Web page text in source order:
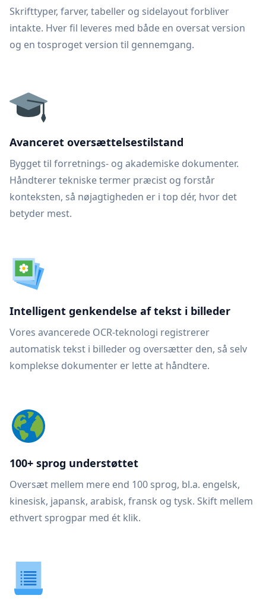
Skrifttyper, farver, tabeller og sidelayout forbliver
intakte. Hver fil leveres med både en oversat version
og en tosproget version til gennemgang.
Avanceret oversættelsestilstand
Bygget til forretnings- og akademiske dokumenter.
Håndterer tekniske termer præcist og forstår
konteksten, så nøjagtigheden er i top dér, hvor det
betyder mest.
Intelligent genkendelse af tekst i billeder
Vores avancerede OCR-teknologi registrerer
automatisk tekst i billeder og oversætter den, så selv
komplekse dokumenter er lette at håndtere.
100+ sprog understøttet
Oversæt mellem mere end 100 sprog, bl.a. engelsk,
kinesisk, japansk, arabisk, fransk og tysk. Skift mellem
ethvert sprogpar med ét klik.